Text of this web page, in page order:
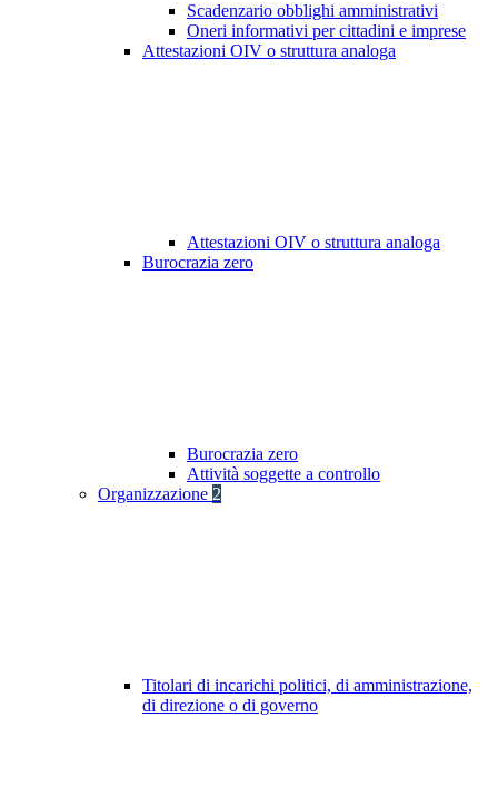
Scadenzario obblighi amministrativi
Oneri informativi per cittadini e imprese
Attestazioni OIV o struttura analoga
Attestazioni OIV o struttura analoga
Burocrazia zero
Burocrazia zero
Attività soggette a controllo
Organizzazione 2
Titolari di incarichi politici, di amministrazione,
di direzione o di governo